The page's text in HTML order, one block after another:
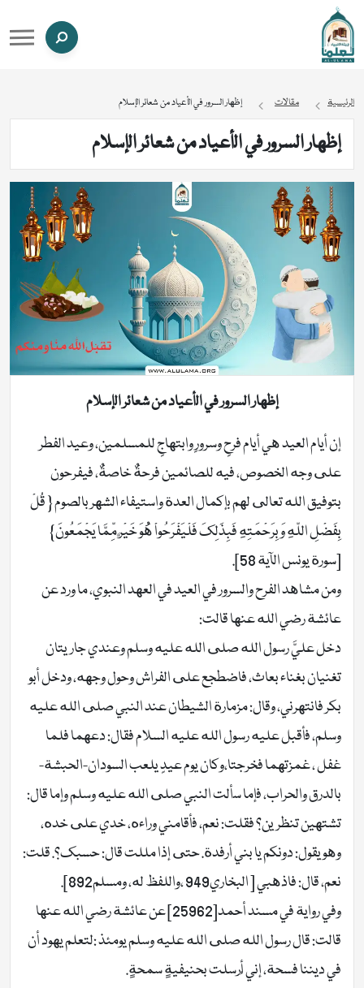
الرئيسية مقالات إظهار السرور في الأعياد من شعائر الإسلام
إظهار السرور في الأعياد من شعائر الإسلام
إظهار السرور في الأعياد من شعائر الإسلام
إن أيام العيد هي أيام فرحٍ وسرورٍ وابتهاجٍ للمسلمين، وعيد الفطر
على وجه الخصوص، فيه للصائمين فرحةٌ خاصةٌ، فيفرحون
بتوفيق الله تعالى لهم بإكمال العدة واستيفاء الشهر بالصوم { قُلْ
بِفَضْلِ اللّهِ وَبِرَحْمَتِهِ فَبِذَلِكَ فَلْيَفْرَحُواْ هُوَ خَيْرٌ مِّمَّا يَجْمَعُونَ}
[سورة يونس الآية 58].
ومن مشاهد الفرح والسرور في العيد في العهد النبوي، ما ورد عن
عائشة رضي الله عنها قالت:
دخل عليَّ رسول الله صلى الله عليه وسلم وعندي جاريتان
تغنيان بغناء بعاث، فاضطجع على الفراش وحول وجهه، ودخل أبو
بكر فانتهرني، وقال: مزمارة الشيطان عند النبي صلى الله عليه
وسلم، فأقبل عليه رسول الله عليه السلام فقال: دعهما فلما
غفل ، غمزتهما فخرجتا،وكان يوم عيدٍ يلعب السودان-الحبشة-
بالدرق والحراب، فإما سألت النبي صلى الله عليه وسلم وإما قال:
تشتهين تنظرين؟ فقلت: نعم، فأقامني وراءه، خدي على خده،
وهو يقول: دونكم يا بني أرفدة. حتى إذا مللت قال: حسبك؟. قلت:
نعم، قال: فاذهبي [ البخاري949 ،واللفظ له، ومسلم892].
وفي رواية في مسند أحمد[25962] عن عائشة رضي الله عنها
قالت: قال رسول الله صلى الله عليه وسلم يومئذ :لتعلم يهود أن
في ديننا فسحة، إني أُرسلت بحنيفيةٍ سمحةٍ.